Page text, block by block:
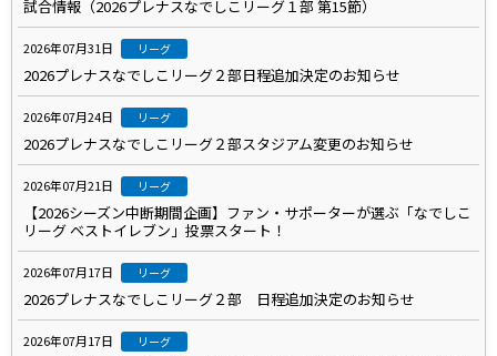
試合情報（2026プレナスなでしこリーグ１部 第15節）
2026年07月31日 リーグ
2026プレナスなでしこリーグ２部日程追加決定のお知らせ
2026年07月24日 リーグ
2026プレナスなでしこリーグ２部スタジアム変更のお知らせ
2026年07月21日 リーグ
【2026シーズン中断期間企画】ファン・サポーターが選ぶ「なでしこ
リーグ ベストイレブン」投票スタート！
2026年07月17日 リーグ
2026プレナスなでしこリーグ２部 日程追加決定のお知らせ
2026年07月17日 リーグ